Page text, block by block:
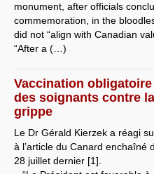
monument, after officials
commemoration, in the
did not “align with Canadian
“After a (…)
Vaccination obligatoire
des soignants contre la
grippe
Le Dr Gérald Kierzek a réagi
à l’article du Canard enchaîné
28 juillet dernier [1].